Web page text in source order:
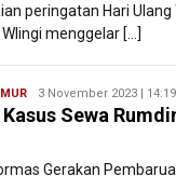
peringatan Hari Ulang
Wlingi menggelar […]
Wanty
Jakarta
3 November 2023 | 14:19
Sewa
Gerakan